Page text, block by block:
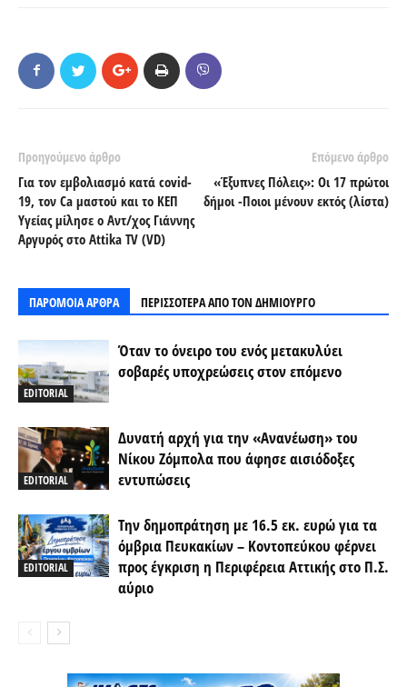
Προηγούμενο άρθρο
Για τον εμβολιασμό κατά covid-
19, τον Ca μαστού και το ΚΕΠ
Υγείας μίλησε ο Αντ/χος Γιάννης
Αργυρός στο Attika TV (VD)
Επόμενο άρθρο
«Έξυπνες Πόλεις»: Οι 17 πρώτοι
δήμοι -Ποιοι μένουν εκτός (λίστα)
ΠΑΡΟΜΟΙΑ ΑΡΘΡΑ ΠΕΡΙΣΣΟΤΕΡΑ ΑΠΟ ΤΟΝ ΔΗΜΙΟΥΡΓΟ
EDITORIAL
Όταν το όνειρο του ενός μετακυλύει
σοβαρές υποχρεώσεις στον επόμενο
EDITORIAL
Δυνατή αρχή για την «Ανανέωση» του
Νίκου Ζόμπολα που άφησε αισιόδοξες
εντυπώσεις
EDITORIAL
Την δημοπράτηση με 16.5 εκ. ευρώ για τα
όμβρια Πευκακίων – Κοντοπεύκου φέρνει
προς έγκριση η Περιφέρεια Αττικής στο Π.Σ.
αύριο